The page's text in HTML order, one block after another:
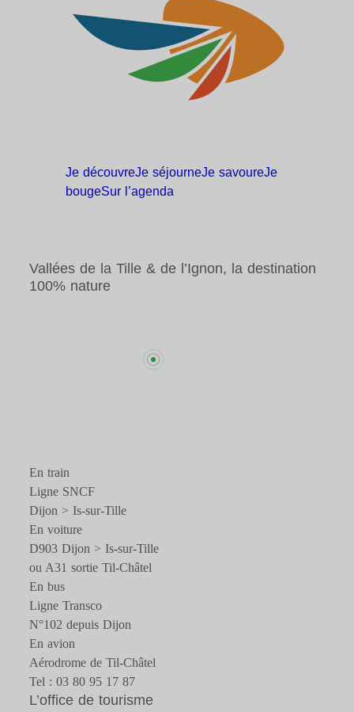
Je découvreJe séjourneJe savoureJe
bougeSur l’agenda
Vallées de la Tille & de l’Ignon, la destination
100% nature
En train
Ligne SNCF
Dijon > Is-sur-Tille
En voiture
D903 Dijon > Is-sur-Tille
ou A31 sortie Til-Châtel
En bus
Ligne Transco
N°102 depuis Dijon
En avion
Aérodrome de Til-Châtel
Tel : 03 80 95 17 87
L’office de tourisme